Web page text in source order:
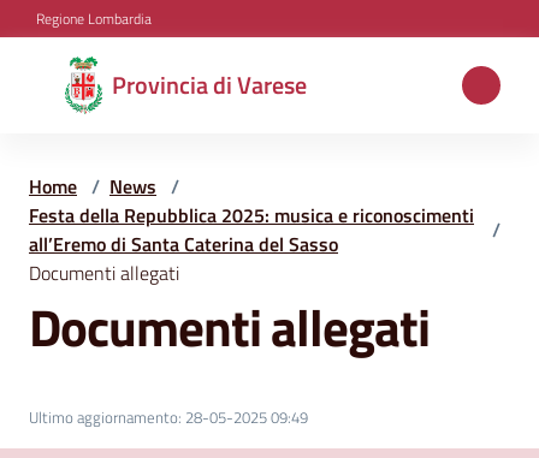
Vai al contenuto
Vai alla navigazione
Vai al footer
Regione Lombardia
Provincia di Varese
Provincia
di
Aree
tematiche
Home / News /
Festa della Repubblica 2025: musica e riconoscimenti
all’Eremo di Santa Caterina del Sasso
/
Documenti allegati
Documenti allegati
Ultimo aggiornamento: 28-05-2025 09:49